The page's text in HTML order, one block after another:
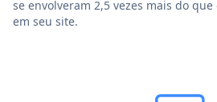
se envolveram 2,5 vezes mais do
em seu site.